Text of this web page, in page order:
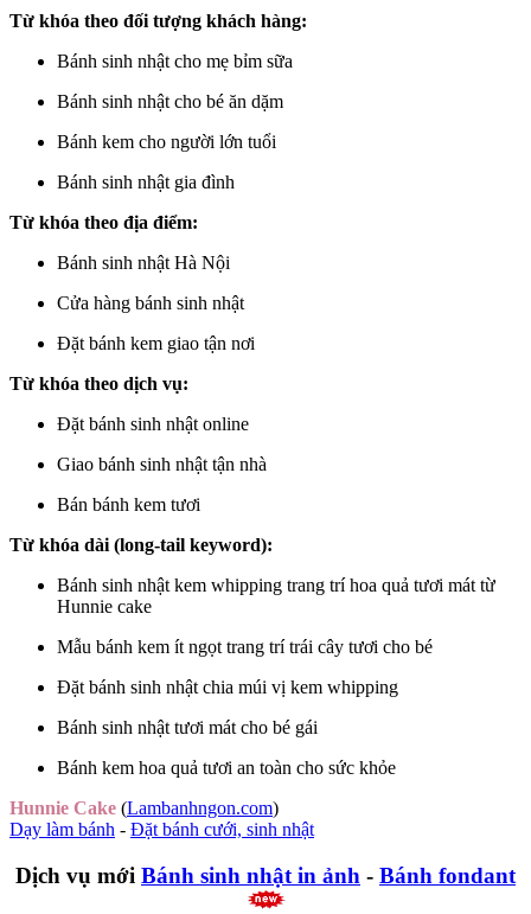
Từ khóa theo đối tượng khách hàng:
Bánh sinh nhật cho mẹ bỉm sữa
Bánh sinh nhật cho bé ăn dặm
Bánh kem cho người lớn tuổi
Bánh sinh nhật gia đình
Từ khóa theo địa điểm:
Bánh sinh nhật Hà Nội
Cửa hàng bánh sinh nhật
Đặt bánh kem giao tận nơi
Từ khóa theo dịch vụ:
Đặt bánh sinh nhật online
Giao bánh sinh nhật tận nhà
Bán bánh kem tươi
Từ khóa dài (long-tail keyword):
Bánh sinh nhật kem whipping trang trí hoa quả tươi mát từ
Hunnie cake
Mẫu bánh kem ít ngọt trang trí trái cây tươi cho bé
Đặt bánh sinh nhật chia múi vị kem whipping
Bánh sinh nhật tươi mát cho bé gái
Bánh kem hoa quả tươi an toàn cho sức khỏe
Hunnie Cake (Lambanhngon.com)
Dạy làm bánh - Đặt bánh cưới, sinh nhật
Dịch vụ mới Bánh sinh nhật in ảnh - Bánh fondant